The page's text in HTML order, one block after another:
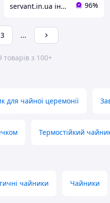
servant.in.ua інтернет магазин господарчих товарів 96%
3 ...
з 100+
для чайної церемонії
Термостійкий
чайники Чайники